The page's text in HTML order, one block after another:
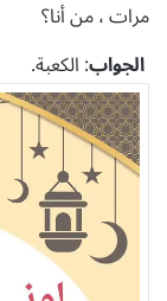
مرات ، من أنا؟
الجواب: الكعبة.